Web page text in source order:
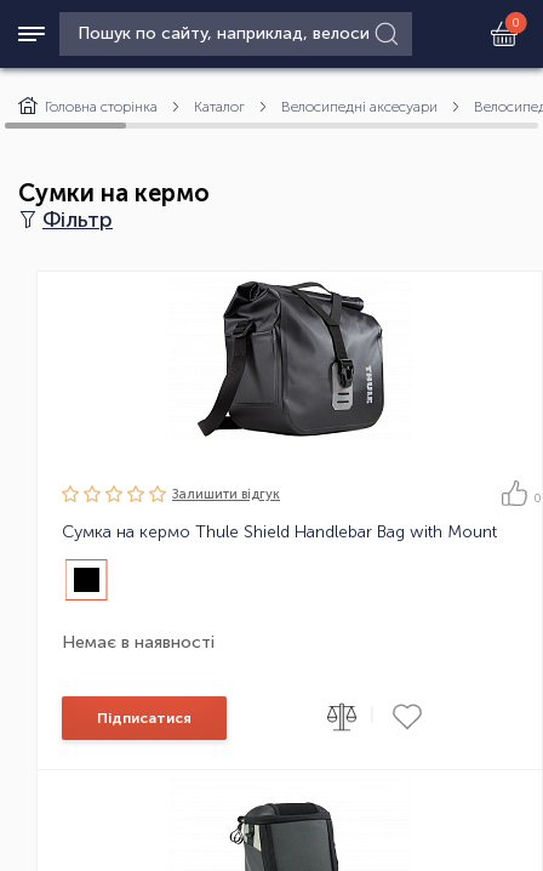
0
Головна сторінка Каталог Велосипедні аксесуари
Сумки на кермо
Фільтр
Залишити вiдгук 0
Сумка на кермо Thule Shield Handlebar Bag with Mount
Немає в наявності
Підписатися